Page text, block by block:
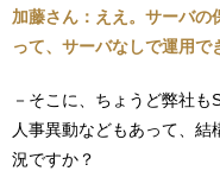
加藤さん：ええ。サーバの
って、サーバなしで運用で
－そこに、ちょうど弊社も
人事異動などもあって、
況ですか？